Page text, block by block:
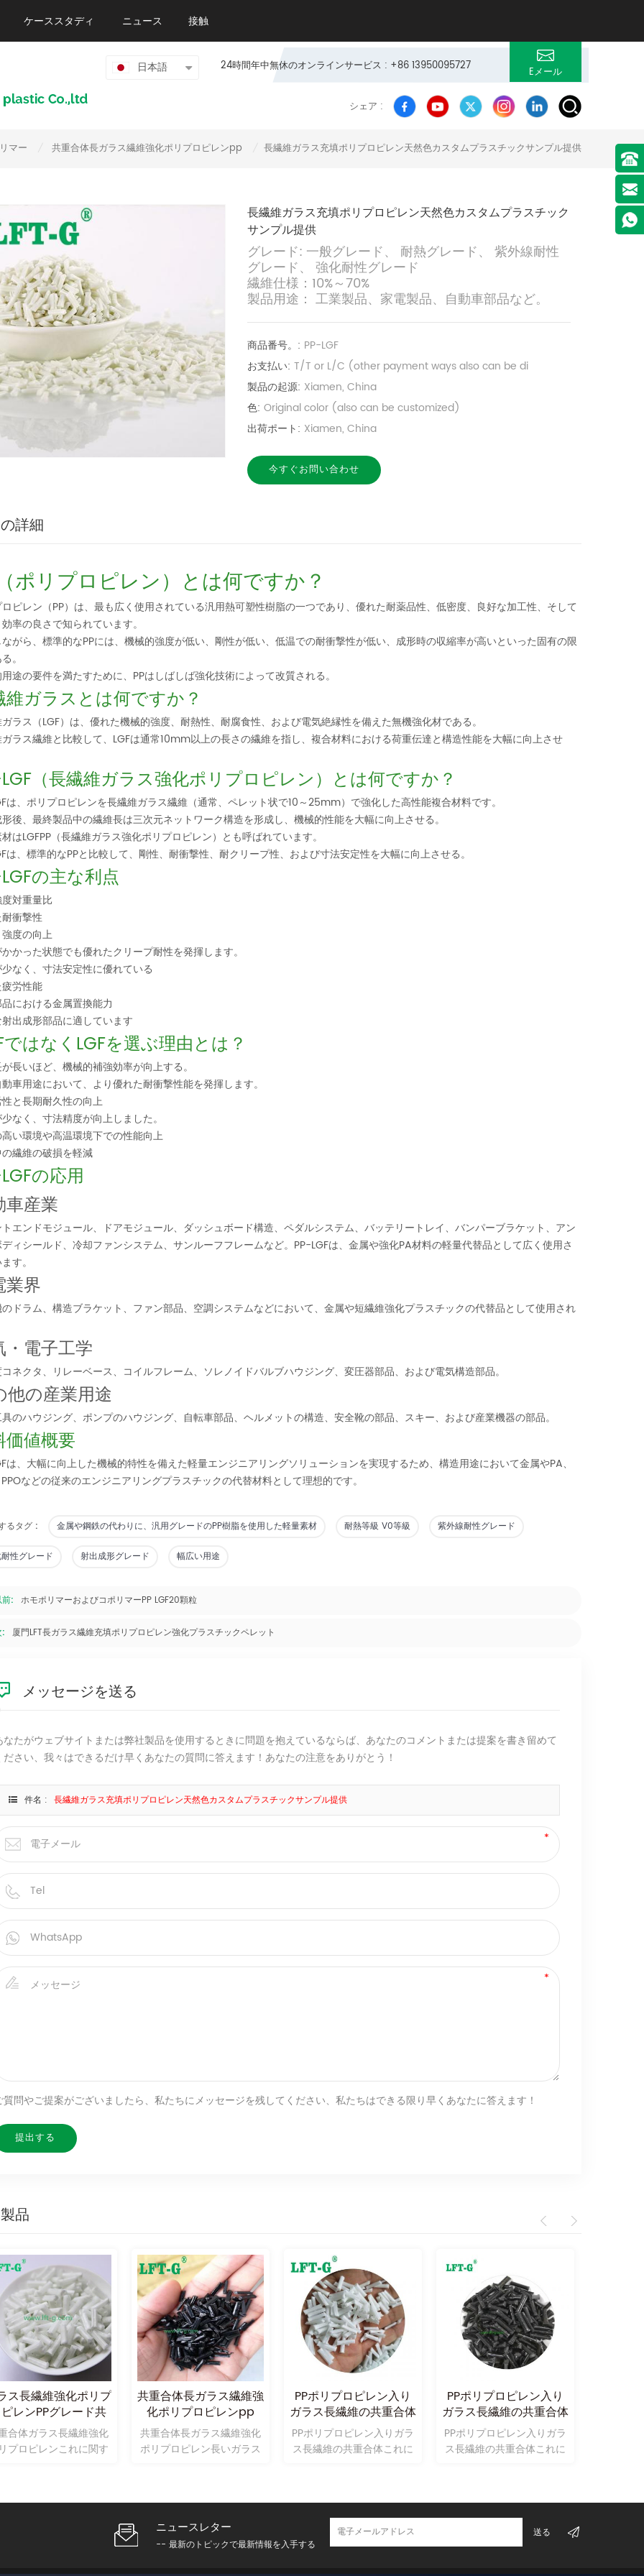
ケーススタディ ニュース 接触
24時間年中無休のオンラインサービス : +86 13950095727 Eメール
日本語
シェア :
マー 共重合体長ガラス繊維強化ポリプロピレンpp 長繊維ガラス充填ポリプロピレン天然色カスタムプラスチックサンプル提供
長繊維ガラス充填ポリプロピレン天然色カスタムプラスチック
サンプル提供
グレード: 一般グレード、 耐熱グレード、紫外線耐性
グレード、強化耐性グレード
繊維仕様：10%～70%
製品用途：工業製品、家電製品、自動車部品など。
商品番号。: PP-LGF
お支払い: T/T or L/C (other payment ways also can be di
製品の起源: Xiamen, China
色: Original color (also can be customized)
出荷ポート: Xiamen, China
今すぐお問い合わせ
詳細
ポリプロピレン）とは何ですか？
ピレン（PP）は、最も広く使用されている汎用熱可塑性樹脂の一つであり、優れた耐薬品性、低密度、良好な加工性、そして
率の良さで知られています。
がら、標準的なPPには、機械的強度が低い、剛性が低い、低温での耐衝撃性が低い、成形時の収縮率が高いといった固有の限
。
途の要件を満たすために、PPはしばしば強化技術によって改質される。
維ガラスとは何ですか？
ラス（LGF）は、優れた機械的強度、耐熱性、耐腐食性、および電気絶縁性を備えた無機強化材である。
ラス繊維と比較して、LGFは通常10mm以上の長さの繊維を指し、複合材料における荷重伝達と構造性能を大幅に向上させ
（長繊維ガラス強化ポリプロピレン）とは何ですか？
は、ポリプロピレンを長繊維ガラス繊維（通常、ペレット状で10～25mm）で強化した高性能複合材料です。
後、最終製品中の繊維長は三次元ネットワーク構造を形成し、機械的性能を大幅に向上させる。
はLGFPP（長繊維ガラス強化ポリプロピレン）とも呼ばれています。
は、標準的なPPと比較して、剛性、耐衝撃性、耐クリープ性、および寸法安定性を大幅に向上させる。
の主な利点
対重量比
衝撃性
度の向上
かった状態でも優れたクリープ耐性を発揮します。
なく、寸法安定性に優れている
労性能
における金属置換能力
出成形部品に適しています
ではなくLGFを選ぶ理由とは？
長いほど、機械的補強効率が向上する。
車用途において、より優れた耐衝撃性能を発揮します。
と長期耐久性の向上
なく、寸法精度が向上しました。
い環境や高温環境下での性能向上
繊維の破損を軽減
の応用
車産業
エンドモジュール、ドアモジュール、ダッシュボード構造、ペダルシステム、バッテリートレイ、バンパーブラケット、アン
ィシールド、冷却ファンシステム、サンルーフフレームなど。PP-LGFは、金属や強化PA材料の軽量代替品として広く使用さ
す。
業界
ドラム、構造ブラケット、ファン部品、空調システムなどにおいて、金属や短繊維強化プラスチックの代替品として使用され
・電子工学
ネクタ、リレーベース、コイルフレーム、ソレノイドバルブハウジング、変圧器部品、および電気構造部品。
他の産業用途
のハウジング、ポンプのハウジング、自転車部品、ヘルメットの構造、安全靴の部品、スキー、および産業機器の部品。
価値概要
は、大幅に向上した機械的特性を備えた軽量エンジニアリングソリューションを実現するため、構造用途において金属やPA、
などの従来のエンジニアリングプラスチックの代替材料として理想的です。
るタグ : 金属や鋼鉄の代わりに、汎用グレードのPP樹脂を使用した軽量素材 耐熱等級 V0等級 紫外線耐性グレード
性グレード 射出成形グレード 幅広い用途
: ホモポリマーおよびコポリマーPP LGF20顆粒
: 厦門LFT長ガラス繊維充填ポリプロピレン強化プラスチックペレット
メッセージを送る
なたがウェブサイトまたは弊社製品を使用するときに問題を抱えているならば、あなたのコメントまたは提案を書き留めて
ださい、我々はできるだけ早くあなたの質問に答えます！あなたの注意をありがとう！
件名 : 長繊維ガラス充填ポリプロピレン天然色カスタムプラスチックサンプル提供
質問やご提案がございましたら、私たちにメッセージを残してください、私たちはできる限り早くあなたに答えます！
品
ス長繊維強化ポリプ
レンPPグレード共
重合体
合体ガラス長繊維強化
プロピレンこれに関す
共重合体長ガラス繊維強
化ポリプロピレンpp
共重合体長ガラス繊維強化
ポリプロピレン長いガラス
PPポリプロピレン入り
ガラス長繊維の共重合体
PPポリプロピレン入りガラ
ス長繊維の共重合体これに
PPポリプロピレン入り
ガラス長繊維の共重合体
ペレット入射
PPポリプロピレン入りガラ
ス長繊維の共重合体これに
ニュースレター
-- 最新のトピックで最新情報を入手する